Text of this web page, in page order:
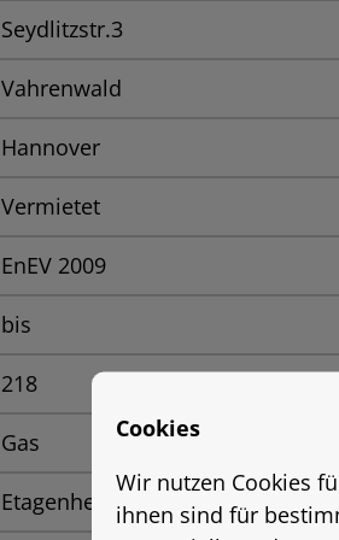
Seydlitzstr.3
Vahrenwald
Hannover
Vermietet
EnEV 2009
bis
218
Gas
Etagenheizung
Cookies
Wir nutzen Cookies
ihnen sind für